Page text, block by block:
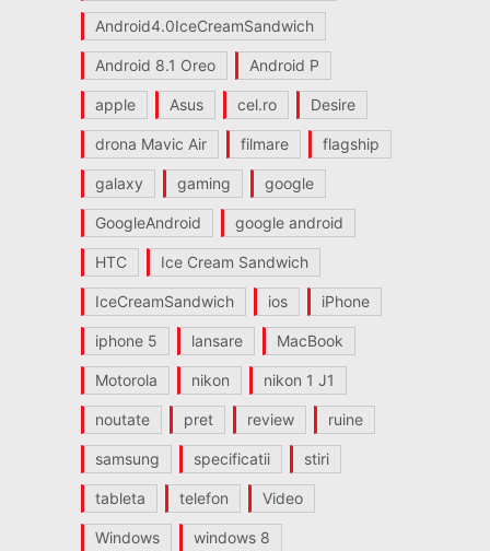
Android4.0IceCreamSandwich
Android 8.1 Oreo Android P
apple Asus cel.ro Desire
drona Mavic Air filmare flagship
galaxy gaming google
GoogleAndroid google android
HTC Ice Cream Sandwich
IceCreamSandwich ios iPhone
iphone 5 lansare MacBook
Motorola nikon nikon 1 J1
noutate pret review ruine
samsung specificatii stiri
tableta telefon Video
Windows windows 8